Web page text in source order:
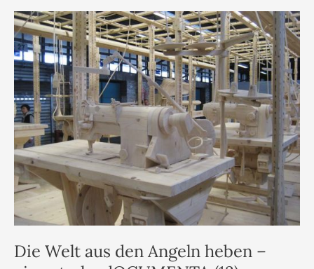
Die Welt aus den Angeln heben –